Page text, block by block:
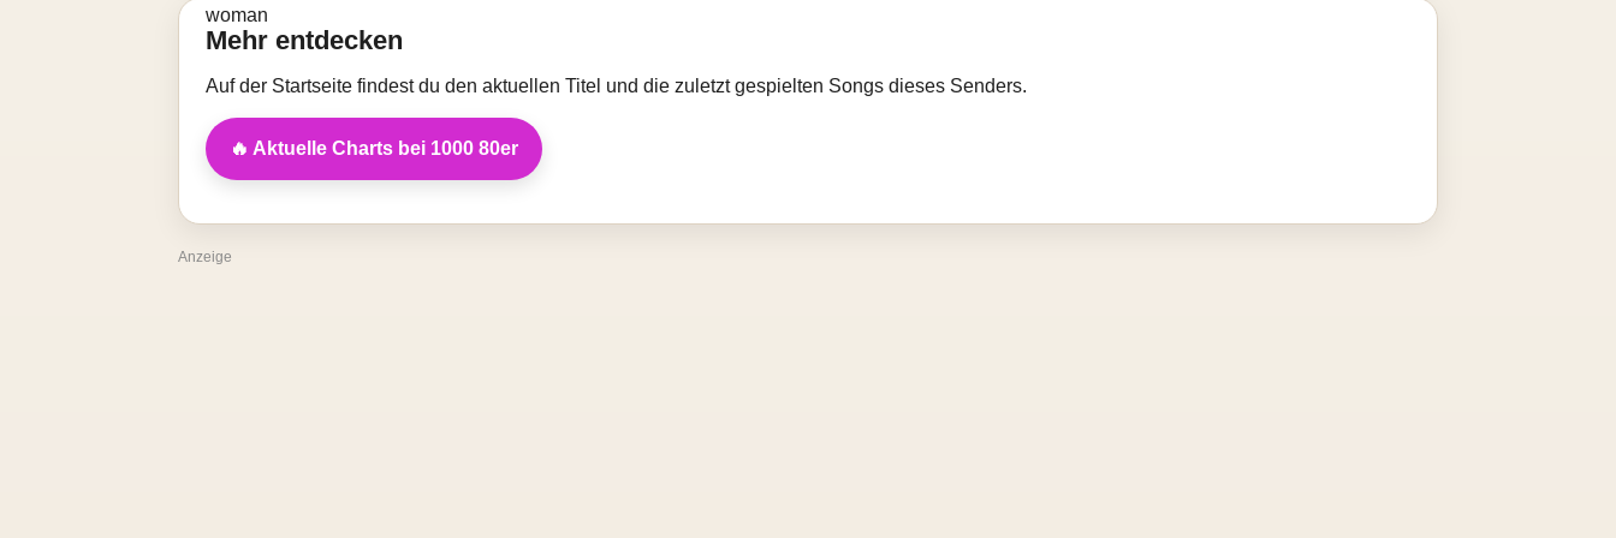
Mehr entdecken
Auf der Startseite findest du den aktuellen Titel und die zuletzt gespielten Songs dieses Senders.
🔥 Aktuelle Charts bei 1000 80er
Anzeige